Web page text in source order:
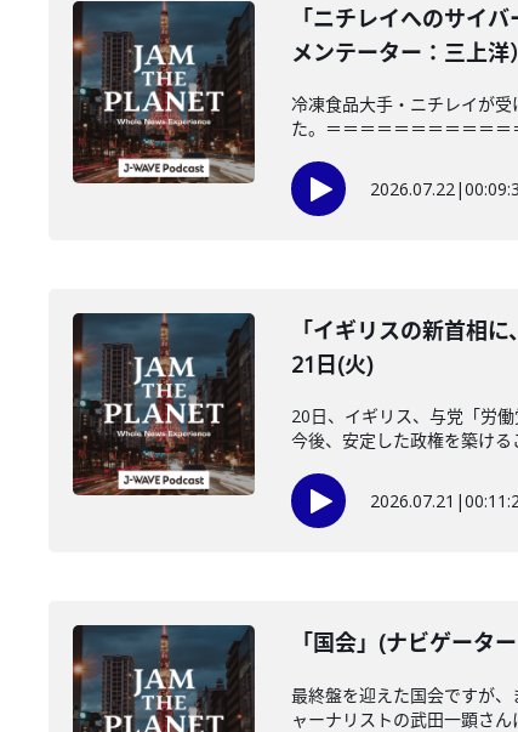
「ニチレイへのサイ
メンテーター：三上
冷凍食品大手・ニチレイが
た。＝＝＝＝＝＝＝＝＝＝＝
2026.07.22|
「イギリスの新首相
21日(火)
20日、イギリス、与党「労
今後、安定した政権を築け
2026.07.21 |
「国会」(ナビゲータ
最終盤を迎えた国会ですが
ャーナリストの武田一顕さ